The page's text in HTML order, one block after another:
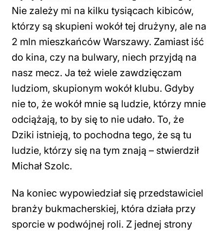
Nie zależy mi na kilku tysiącach kibiców,
którzy są skupieni wokół tej drużyny, ale na
2 mln mieszkańców Warszawy. Zamiast iść
do kina, czy na bulwary, niech przyjdą na
nasz mecz. Ja też wiele zawdzięczam
ludziom, skupionym wokół klubu. Gdyby
nie to, że wokół mnie są ludzie, którzy mnie
odciążają, to by się to nie udało. To, że
Dziki istnieją, to pochodna tego, że są tu
ludzie, którzy się na tym znają – stwierdził
Michał Szolc.
Na koniec wypowiedział się przedstawiciel
branży bukmacherskiej, która działa przy
sporcie w podwójnej roli. Z jednej strony